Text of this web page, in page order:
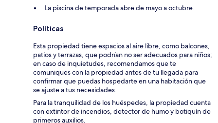
La piscina de temporada abre de mayo a octubre.
Políticas
Esta propiedad tiene espacios al aire libre, como balcones,
patios y terrazas, que podrían no ser adecuados para niños;
en caso de inquietudes, recomendamos que te
comuniques con la propiedad antes de tu llegada para
confirmar que puedas hospedarte en una habitación que
se ajuste a tus necesidades.
Para la tranquilidad de los huéspedes, la propiedad cuenta
con extintor de incendios, detector de humo y botiquín de
primeros auxilios.